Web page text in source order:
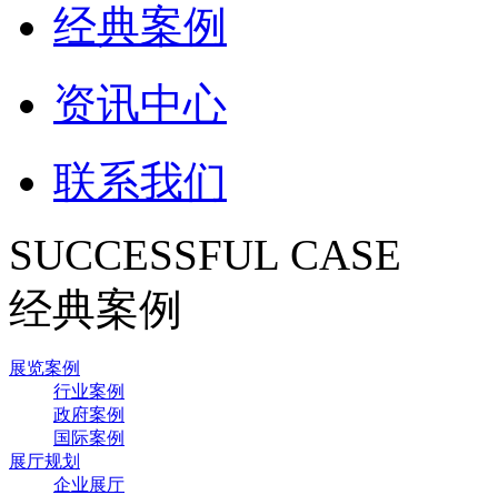
经典案例
资讯中心
联系我们
SUCCESSFUL CASE
经典案例
展览案例
行业案例
政府案例
国际案例
展厅规划
企业展厅